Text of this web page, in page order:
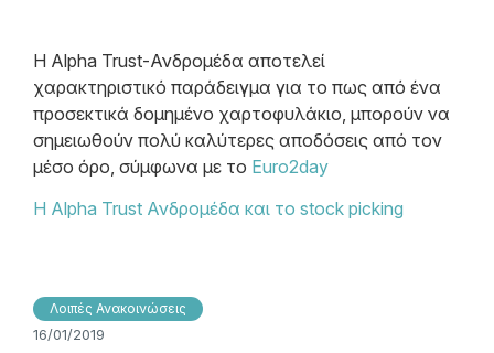
Η Alpha Trust-Ανδρομέδα αποτελεί
χαρακτηριστικό παράδειγμα για το πως από ένα
προσεκτικά δομημένο χαρτοφυλάκιο, μπορούν να
σημειωθούν πολύ καλύτερες αποδόσεις από τον
μέσο όρο, σύμφωνα με το Euro2day
Η Alpha Trust Ανδρομέδα και το stock picking
Λοιπές Ανακοινώσεις
16/01/2019